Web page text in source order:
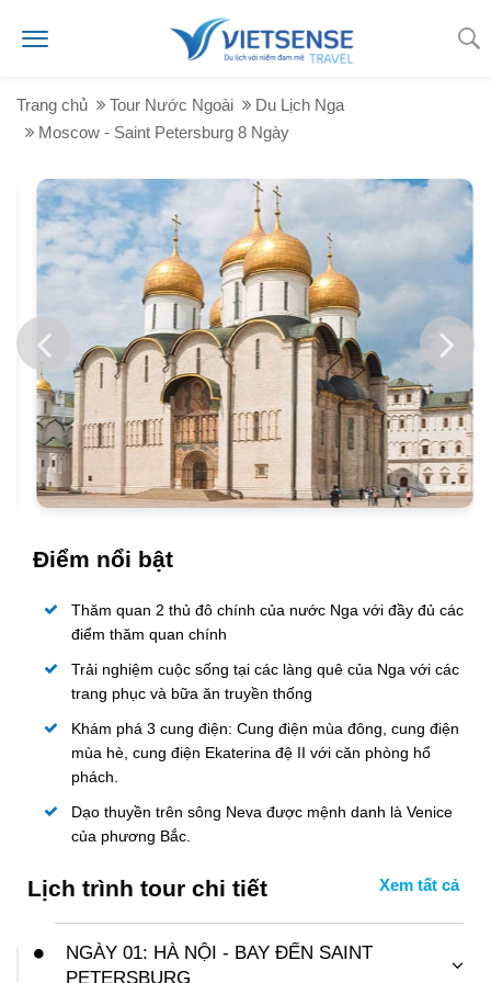
Trang chủ Tour Nước Ngoài
Du Lịch Nga
Moscow - Saint Petersburg 8 Ngày
Điểm nổi bật
Thăm quan 2 thủ đô chính của nước Nga với đầy đủ các
điểm thăm quan chính
Trải nghiệm cuộc sống tại các làng quê của Nga với các
trang phục và bữa ăn truyền thống
Khám phá 3 cung điện: Cung điện mùa đông, cung điện
mùa hè, cung điện Ekaterina đệ II với căn phòng hổ
phách.
Dạo thuyền trên sông Neva được mệnh danh là Venice
của phương Bắc.
Lịch trình tour chi tiết
NGÀY 01: HÀ NỘI - BAY ĐẾN SAINT
PETERSBURG